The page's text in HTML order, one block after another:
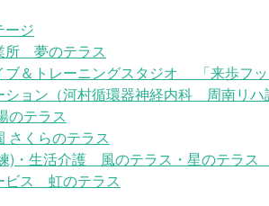
ージ
所 夢のテラス
ブ＆トレーニングスタジオ 「来歩フッ
ョン（河村循環器神経内科 周南リハ
のテラス
さくらのテラス
)・生活介護 風のテラス・星のテラ
ビス 虹のテラス